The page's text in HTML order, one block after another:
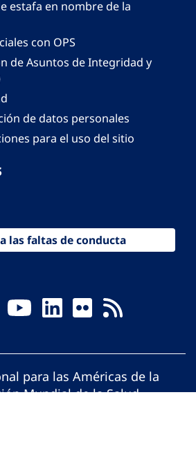
estafa en nombre de la
con OPS
de Asuntos de Integridad y
de datos personales
para el uso del sitio
las faltas de conducta
para las Américas de la
Mundial de la Salud